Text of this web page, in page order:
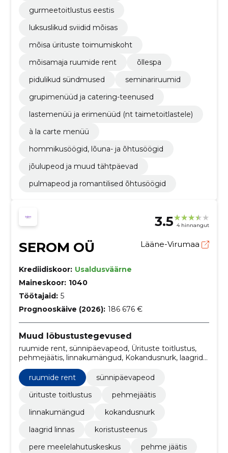
gurmeetoitlustus eestis
luksuslikud sviidid mõisas
mõisa ürituste toimumiskoht
mõisamaja ruumide rent
õllespa
pidulikud sündmused
seminariruumid
grupimenüüd ja catering-teenused
lastemenüü ja erimenüüd (nt taimetoitlastele)
à la carte menüü
hommikusöögid, lõuna- ja õhtusöögid
jõulupeod ja muud tähtpäevad
pulmapeod ja romantilised õhtusöögid
3.5 4 hinnangut
SEROM OÜ Lääne-Virumaa
Krediidiskoor: Usaldusväärne
Maineskoor: 1040
Töötajaid: 5
Prognooskäive (2026): 186 676 €
Muud lõbustustegevused
ruumide rent, sünnipäevapeod, Ürituste toitlustus,
pehmejäätis, linnakumängud, Kokandusnurk, laagrid
pehme jäätis
ruumide rent
sünnipäevapeod
ürituste toitlustus
pehmejäätis
linnakumängud
kokandusnurk
laagrid linnas
koristusteenus
pere meelelahutuskeskus
pehme jäätis